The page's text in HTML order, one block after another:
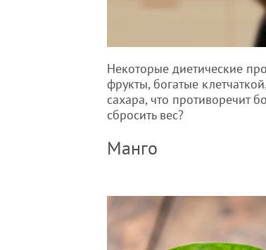
Некоторые диетические
фрукты, богатые
сахара, что противоречит
сбросить вес?
Манго